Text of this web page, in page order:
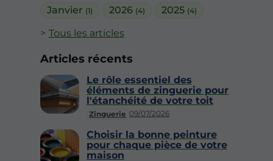
Janvier (1) 2026 (4) 2025 (4)
Tous les articles
Articles récents
Zinguerie 09/07/2026
Le rôle essentiel des
éléments de zinguerie pour
l'étanchéité de votre toit
Choisir la bonne peinture
pour chaque pièce de votre
maison